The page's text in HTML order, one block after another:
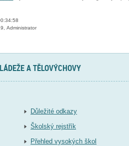
Administrator
A TĚLOVÝCHOVY
Důležité odkazy
Školský rejstřík
Přehled vysokých škol